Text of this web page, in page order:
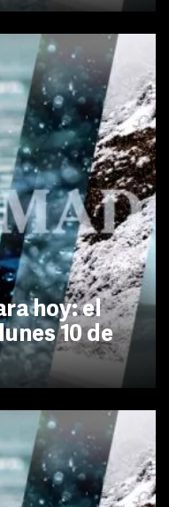
hoy: el
10 de